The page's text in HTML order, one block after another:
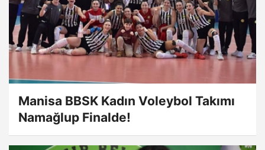
Manisa BBSK Kadın Voleybol Takımı
Namağlup Finalde!